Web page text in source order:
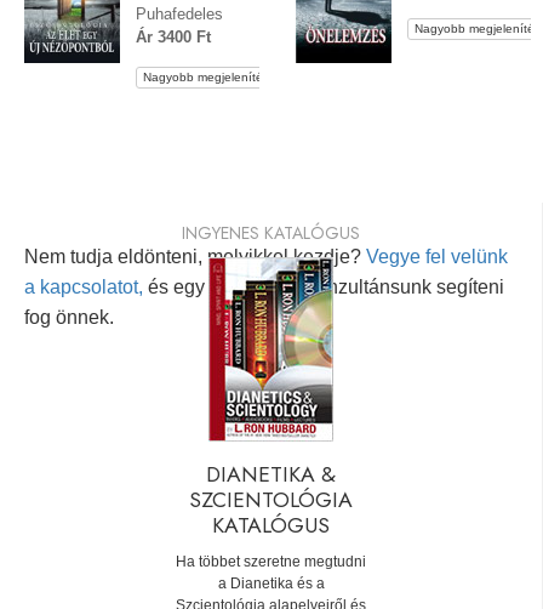
Puhafedeles
Ár 3400 Ft
Nagyobb megjelenítés
Nagyobb megjelenítés
Nem tudja eldönteni, melyikkel kezdje? Vegye fel velünk
a kapcsolatot, és egy személyes konzultánsunk segíteni
fog önnek.
INGYENES KATALÓGUS
DIANETIKA &
SZCIENTOLÓGIA
KATALÓGUS
Ha többet szeretne megtudni
a Dianetika és a
Szcientológia alapelveiről és